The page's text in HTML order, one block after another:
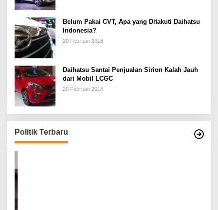
Belum Pakai CVT, Apa yang Ditakuti Daihatsu
Indonesia?
20 Februari 2018
Daihatsu Santai Penjualan Sirion Kalah Jauh
dari Mobil LCGC
20 Februari 2018
Politik Terbaru